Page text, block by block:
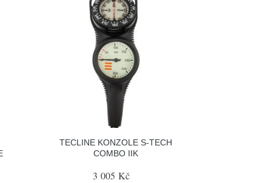
TECLINE KONZOLE S-TECH
COMBO IIK
3 005 Kč